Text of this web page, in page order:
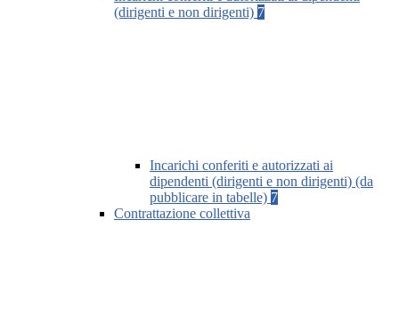
(dirigenti e non dirigenti) 7
Incarichi conferiti e autorizzati ai
dipendenti (dirigenti e non dirigenti) (da
pubblicare in tabelle) 7
Contrattazione collettiva